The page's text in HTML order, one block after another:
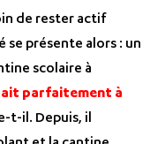
de rester actif
présente alors : un
scolaire à
parfaitement à
t-il. Depuis, il